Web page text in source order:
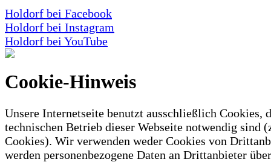
Holdorf bei Facebook
Holdorf bei Instagram
Holdorf bei YouTube
Cookie-Hinweis
Unsere Internetseite benutzt ausschließlich Cookies,
technischen Betrieb dieser Webseite notwendig sind
Cookies). Wir verwenden weder Cookies von
werden personenbezogene Daten an Drittanbieter